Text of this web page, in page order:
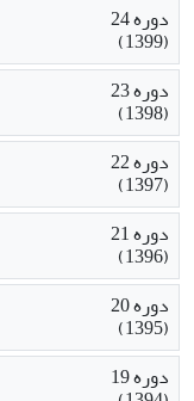
دوره 24
(1399)
دوره 23
(1398)
دوره 22
(1397)
دوره 21
(1396)
دوره 20
(1395)
دوره 19